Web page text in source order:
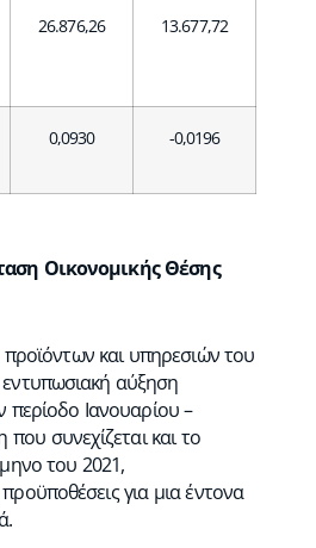
26.876,26 13.677,72
0,0930 -0,0196
Οικονομικής Θέσης
προϊόντων και υπηρεσιών του
αύξηση
Ιανουαρίου –
συνεχίζεται και το
του 2021,
για μια έντονα